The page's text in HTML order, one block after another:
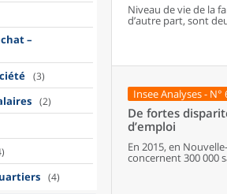
–
(3)
(2)
(4)
Niveau de vie de la
d’autre part, sont
six enfants sur dix
avec
confrontée à de
des familles aisées.
Insee Analyses - N°
De fortes
d’emploi
En 2015, en
concernent 300 000
augmente depuis
en fonction des